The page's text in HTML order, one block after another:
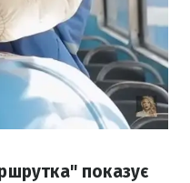
показує